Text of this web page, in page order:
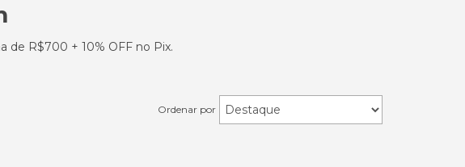
de R$700 + 10% OFF no Pix.
Ordenar por